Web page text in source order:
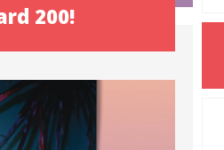
200!